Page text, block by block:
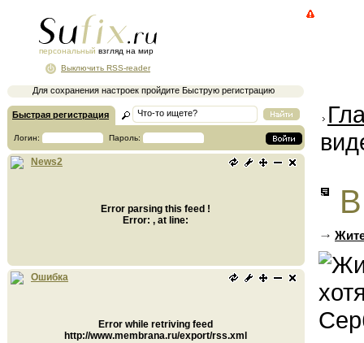
персональный взгляд на мир
Для сохранения настроек пройдите Быструю регистрацию
Выключить RSS-reader
Быстрая регистрация
Логин: Пароль:
News2
Error parsing this feed !
Error: , at line:
Ошибка
Error while retriving feed
http://www.membrana.ru/export/rss.xml